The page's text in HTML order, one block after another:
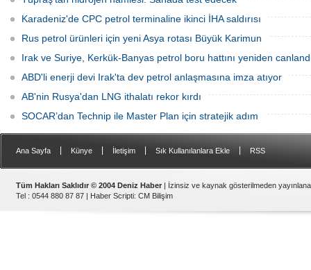
Karadeniz'de CPC petrol terminaline ikinci İHA saldırısı
Rus petrol ürünleri için yeni Asya rotası Büyük Karimun
Irak ve Suriye, Kerkük-Banyas petrol boru hattını yeniden
ABD'li enerji devi Irak'ta dev petrol anlaşmasına imza atıyor
AB'nin Rusya'dan LNG ithalatı rekor kırdı
SOCAR’dan Technip ile Master Plan için stratejik adım
Ana Sayfa Künye İletişim Sık Kullanılanlara Ekle RSS
Tüm Hakları Saklıdır © 2004 Deniz Haber | İzinsiz ve kaynak gösterilmeden
Tel : 0544 880 87 87 | Haber Scripti: CM Bilişim